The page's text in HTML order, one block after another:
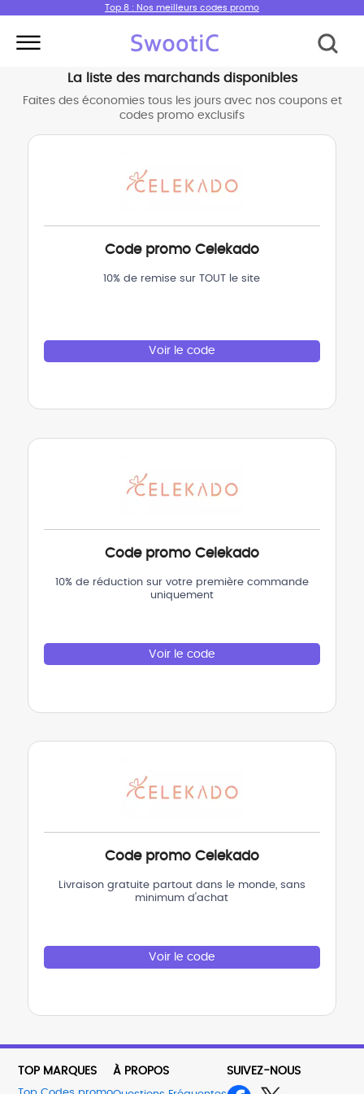
Top 8 : Nos meilleurs codes promo
La liste des marchands disponibles
Faites des économies tous les jours avec nos coupons et
codes promo exclusifs
Code promo Celekado
10% de remise sur TOUT le site
Voir le code
Code promo Celekado
10% de réduction sur votre première commande
uniquement
Voir le code
Code promo Celekado
Livraison gratuite partout dans le monde, sans
minimum d'achat
Voir le code
TOP MARQUES À PROPOS SUIVEZ-NOUS